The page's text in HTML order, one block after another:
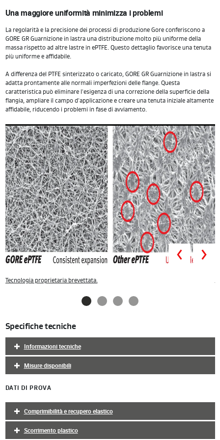
Una maggiore uniformità minimizza i problemi
La regolarità e la precisione dei processi di produzione Gore conferiscono a
GORE GR Guarnizione in lastra una distribuzione molto più uniforme della
massa rispetto ad altre lastre in ePTFE. Questo dettaglio favorisce una tenuta
più uniforme e affidabile.
A differenza del PTFE sinterizzato o caricato, GORE GR Guarnizione in lastra si
adatta prontamente alle normali imperfezioni delle flange. Questa
caratteristica può eliminare l'esigenza di una correzione della superficie della
flangia, ampliare il campo d'applicazione e creare una tenuta iniziale altamente
affidabile, riducendo i problemi in fase di avviamento.
Tecnologia proprietaria brevettata.
Specifiche tecniche
Informazioni tecniche
Misure disponibili
DATI DI PROVA
Comprimibilità e recupero elastico
Scorrimento plastico